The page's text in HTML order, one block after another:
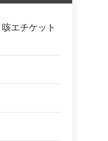
エチケット